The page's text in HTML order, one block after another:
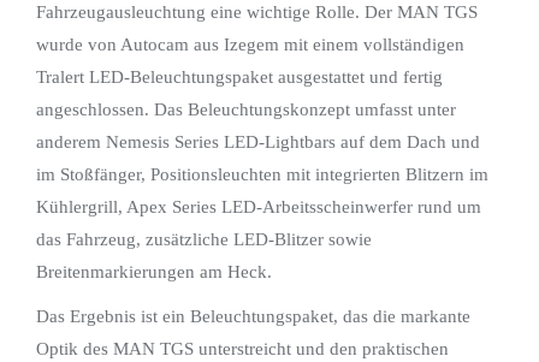
Fahrzeugausleuchtung eine wichtige Rolle. Der MAN TGS
wurde von Autocam aus Izegem mit einem vollständigen
Tralert LED-Beleuchtungspaket ausgestattet und fertig
angeschlossen. Das Beleuchtungskonzept umfasst unter
anderem Nemesis Series LED-Lightbars auf dem Dach und
im Stoßfänger, Positionsleuchten mit integrierten Blitzern im
Kühlergrill, Apex Series LED-Arbeitsscheinwerfer rund um
das Fahrzeug, zusätzliche LED-Blitzer sowie
Breitenmarkierungen am Heck.
Das Ergebnis ist ein Beleuchtungspaket, das die markante
Optik des MAN TGS unterstreicht und den praktischen